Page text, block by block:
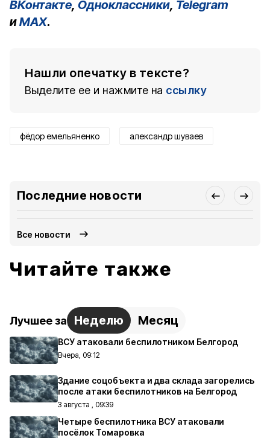
ВКонтакте, Одноклассники, Telegram
иMAX.
Нашли опечатку в тексте?
Выделите ее и нажмите на ссылку
фёдор емельяненко александр шуваев
Последние новости
Все новости
Читайте также
Лучшее за Неделю Месяц
ВСУ атаковали беспилотником Белгород
Вчера, 09:12
Здание соцобъекта и два склада загорелись
после атаки беспилотников на Белгород
3 августа , 09:39
Четыре беспилотника ВСУ атаковали
посёлок Томаровка